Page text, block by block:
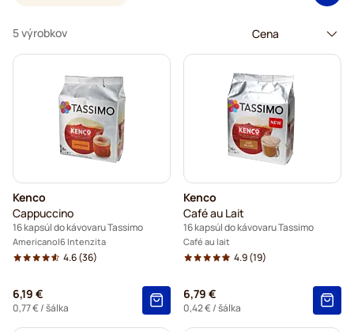
5 výrobkov
Kenco
Cappuccino
16 kapsúl do kávovaru Tassimo
Americano 6 Intenzita
4.6(36)
6,19 €
0,77 €/ šálka
Kenco
Café au Lait
16 kapsúl do kávovaru Tassimo
Café au lait
4.9(19)
6,79 €
0,42 €/ šálka